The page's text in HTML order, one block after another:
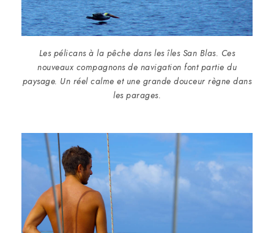
Les pélicans à la pêche dans les îles San Blas. Ces
nouveaux compagnons de navigation font partie du
paysage. Un réel calme et une grande douceur règne dans
les parages.